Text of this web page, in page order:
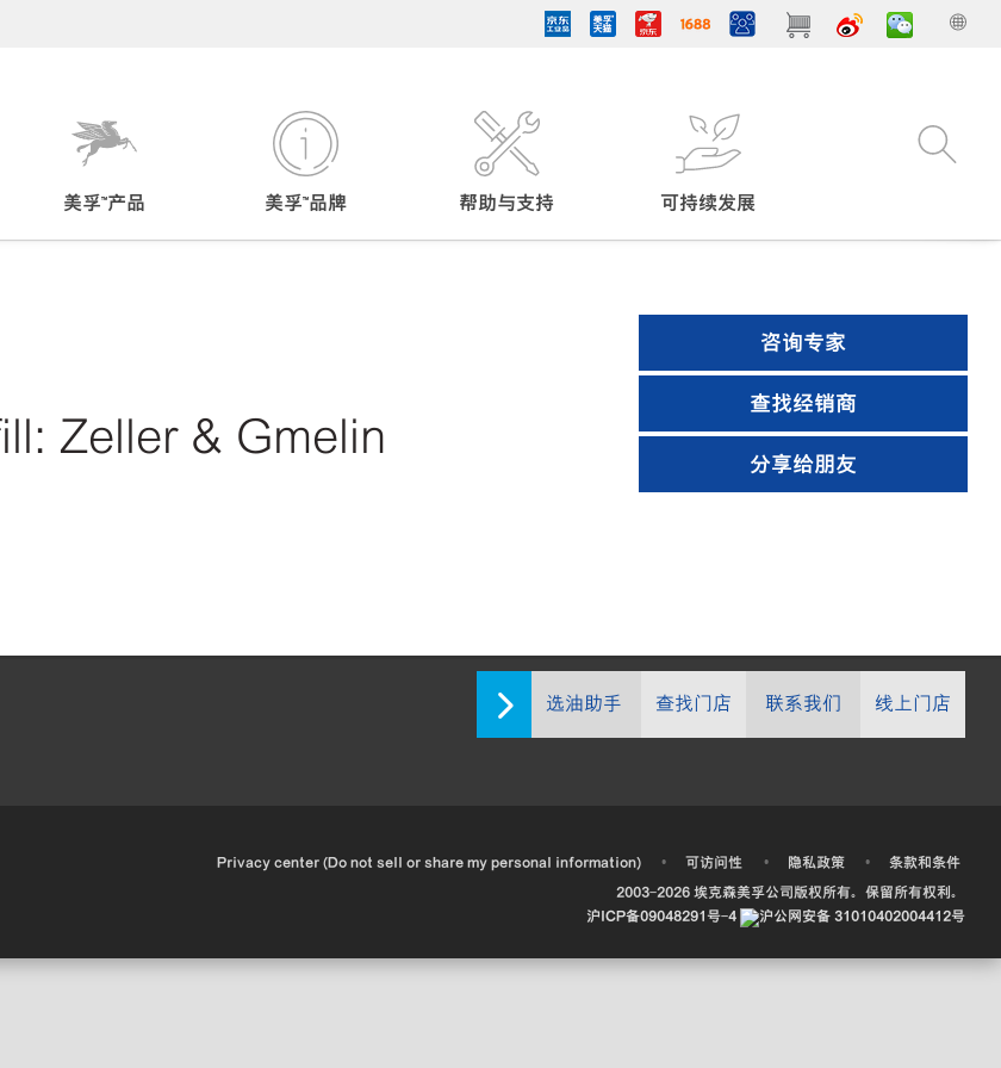
美孚™产品 美孚™品牌 帮助与支持 可持续发展
选油助手 查找门店 联系我们 线上门店
Zeller & Gmelin
咨询专家
查找经销商
分享给朋友
Privacy center (Do not sell or share my personal information) • 可访问性 • 隐私政策 •
条款和条件
2003-2026 埃克森美孚公司版权所有。保留所有权利。
沪ICP备09048291号-4
沪公网安备 31010402004412号